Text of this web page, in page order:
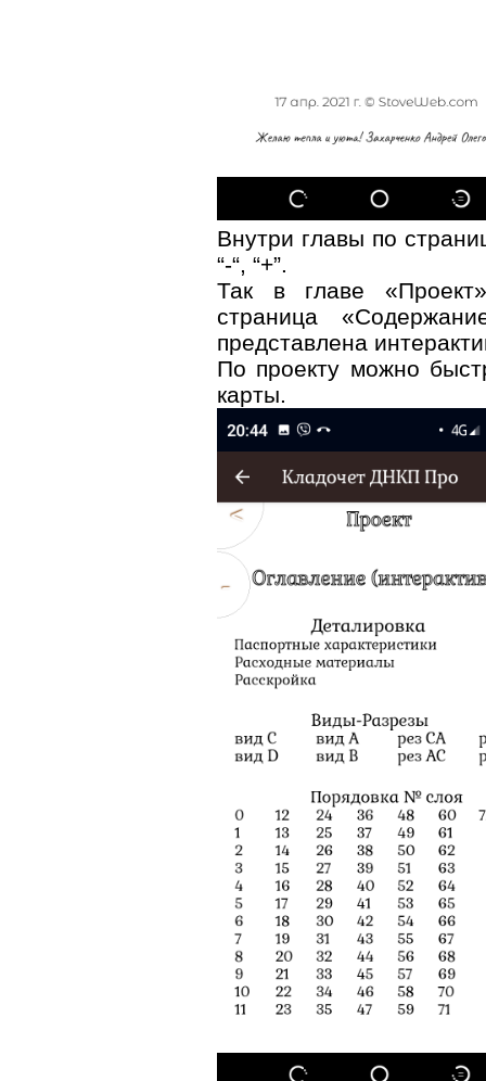
Внутри главы по
“-“, “+”.
Так в главе
страница
представлена
По проекту можно
карты.